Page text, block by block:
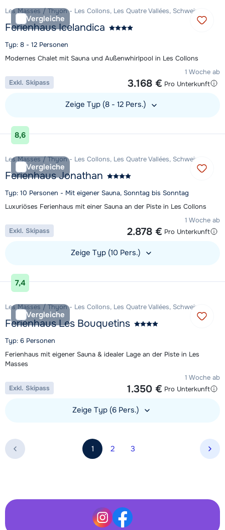
Vergleiche
Les Masses / Thyon - Les Collons, Les Quatre Vallées, Schweiz
Ferienhaus Icelandica
Typ: 8 - 12 Personen
Modernes Chalet mit Sauna und Außenwhirlpool in Les Collons
1 Woche ab
3.168 € Pro Unterkunft
Exkl. Skipass
Zeige Typ (8 - 12 Pers.)
Unterkunft ansehen
8,6
Vergleiche
Les Masses / Thyon - Les Collons, Les Quatre Vallées, Schweiz
Ferienhaus Jonathan
Typ: 10 Personen - Mit eigener Sauna, Sonntag bis Sonntag
Luxuriöses Ferienhaus mit einer Sauna an der Piste in Les Collons
1 Woche ab
2.878 € Pro Unterkunft
Exkl. Skipass
Zeige Typ (10 Pers.)
Unterkunft ansehen
7,4
Vergleiche
Les Masses / Thyon - Les Collons, Les Quatre Vallées, Schweiz
Ferienhaus Les Bouquetins
Typ: 6 Personen
Ferienhaus mit eigener Sauna & idealer Lage an der Piste in Les
Masses
1 Woche ab
1.350 € Pro Unterkunft
Exkl. Skipass
Zeige Typ (6 Pers.)
1 2 3